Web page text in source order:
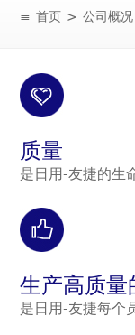
≡ 首页 > 公司概况
质量
是日用-友捷的生
生产高质量
是日用-友捷每个